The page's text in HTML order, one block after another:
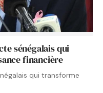
sénégalais qui
financière
qui transforme